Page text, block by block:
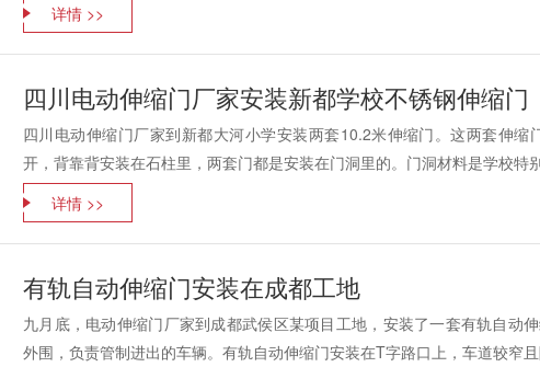
详情 >>
四川电动伸缩门厂家安装新都学校不锈钢伸缩门
四川电动伸缩门厂家到新都大河小学安装两套10.2米伸缩门。这两套伸缩
开，背靠背安装在石柱里，两套门都是安装在门洞里的。门洞材料是学校特
详情 >>
有轨自动伸缩门安装在成都工地
九月底，电动伸缩门厂家到成都武侯区某项目工地，安装了一套有轨自动
外围，负责管制进出的车辆。有轨自动伸缩门安装在T字路口上，车道较窄